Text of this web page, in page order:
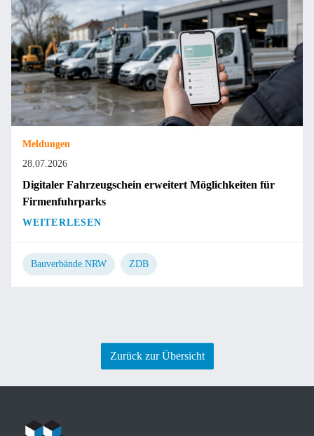
Meldungen
28.07.2026
Digitaler Fahrzeugschein erweitert Möglichkeiten für
Firmenfuhrparks
WEITERLESEN
Bauverbände.NRW ZDB
Zurück zur Übersicht